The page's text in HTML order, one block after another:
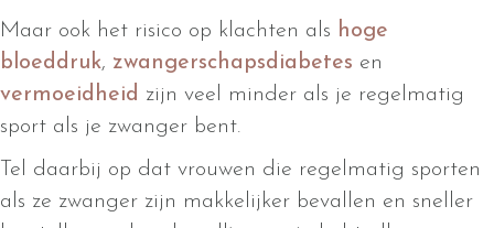
Maar ook het risico op klachten als hoge
bloeddruk, zwangerschapsdiabetes en
vermoeidheid zijn veel minder als je regelmatig
sport als je zwanger bent.
Tel daarbij op dat vrouwen die regelmatig sporten
als ze zwanger zijn makkelijker bevallen en sneller